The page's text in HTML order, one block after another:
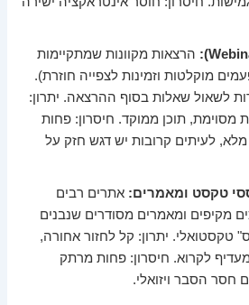
הרצאות מקוונות שמתקיימות
מוקלטות וזמינות לצפייה חוזרת).
לשאול שאלות בסוף ההרצאה. יתרון:
מסוימת, תוכן ממוקד. חיסרון: פחות
לעיתים קרובות יש דגש חזק על
טקסט ומאמרים: אתרים רבים
מקיפים ומאמרים מסודרים שנבנים
טקסטואלי. יתרון: קל לחזור אחורה,
לקרוא. חיסרון: פחות מרתק
חסר הסבר ויזואלי.